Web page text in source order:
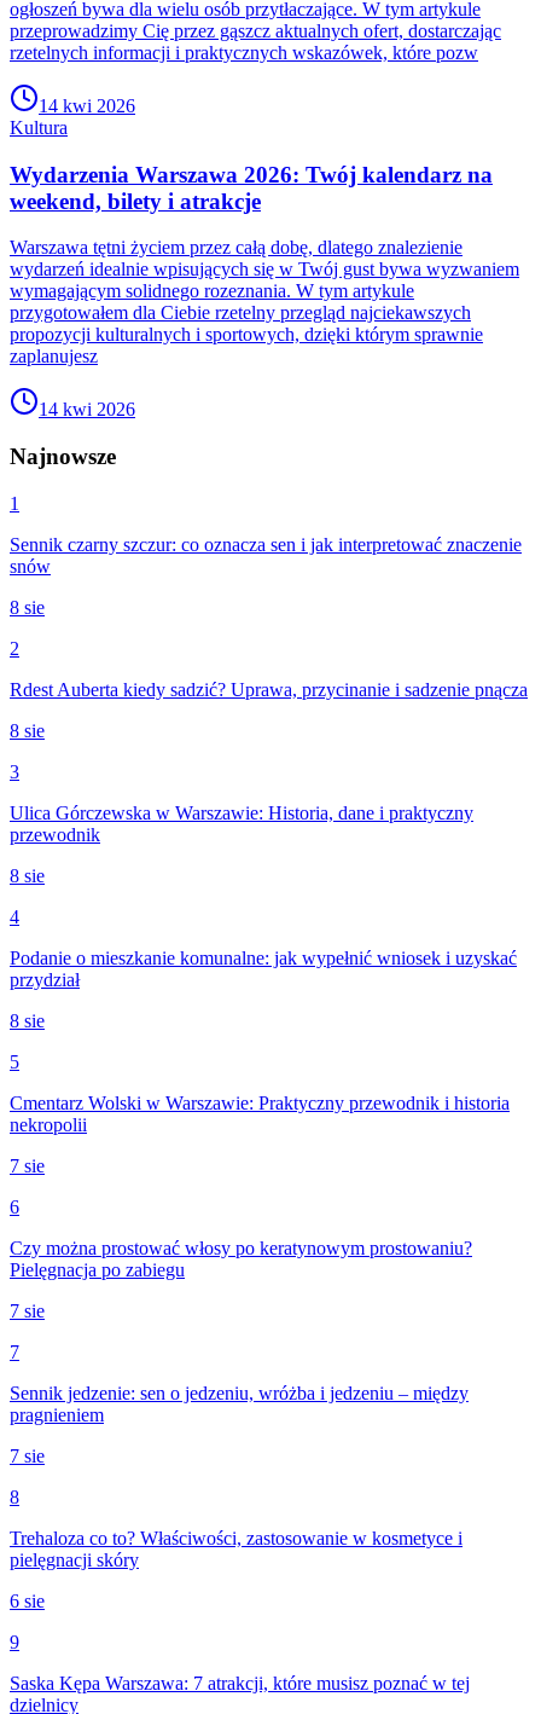
ogłoszeń bywa dla wielu osób przytłaczające. W tym artykule
przeprowadzimy Cię przez gąszcz aktualnych ofert, dostarczając
rzetelnych informacji i praktycznych wskazówek, które pozw
14 kwi 2026
Kultura
Wydarzenia Warszawa 2026: Twój kalendarz na
weekend, bilety i atrakcje
Warszawa tętni życiem przez całą dobę, dlatego znalezienie
wydarzeń idealnie wpisujących się w Twój gust bywa wyzwaniem
wymagającym solidnego rozeznania. W tym artykule
przygotowałem dla Ciebie rzetelny przegląd najciekawszych
propozycji kulturalnych i sportowych, dzięki którym sprawnie
zaplanujesz
14 kwi 2026
Najnowsze
1
Sennik czarny szczur: co oznacza sen i jak interpretować znaczenie
snów
8 sie
2
Rdest Auberta kiedy sadzić? Uprawa, przycinanie i sadzenie pnącza
8 sie
3
Ulica Górczewska w Warszawie: Historia, dane i praktyczny
przewodnik
8 sie
4
Podanie o mieszkanie komunalne: jak wypełnić wniosek i uzyskać
przydział
8 sie
5
Cmentarz Wolski w Warszawie: Praktyczny przewodnik i historia
nekropolii
7 sie
6
Czy można prostować włosy po keratynowym prostowaniu?
Pielęgnacja po zabiegu
7 sie
7
Sennik jedzenie: sen o jedzeniu, wróżba i jedzeniu – między
pragnieniem
7 sie
8
Trehaloza co to? Właściwości, zastosowanie w kosmetyce i
pielęgnacji skóry
6 sie
9
Saska Kępa Warszawa: 7 atrakcji, które musisz poznać w tej
dzielnicy